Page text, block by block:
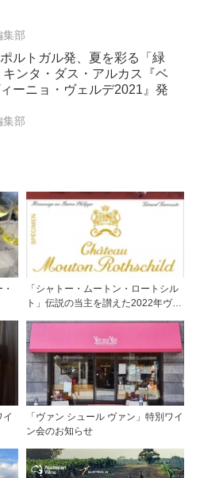
集部
ルトガル発、夏を彩る「緑
ンタ・ダス・アルカス『ベ
ーニョ・ヴェルデ2021』発
集部
「シャトー・ムートン・ロートシル
ト」伝説の当主を讃えた2022年ヴィ
開
イ
「ヴァン シュール ヴァン」特別ワイ
ン会のお知らせ